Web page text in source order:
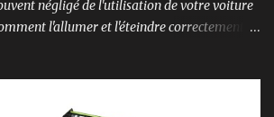
négligé de l'utilisation de votre voiture
l'allumer et l'éteindre correctement.